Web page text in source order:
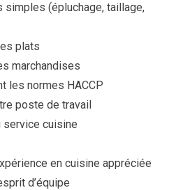
simples (épluchage, taillage,
plats
marchandises
les normes HACCP
poste de travail
service cuisine
en cuisine appréciée
d’équipe